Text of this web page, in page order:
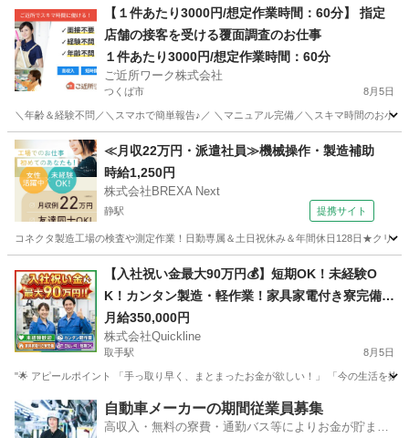
偕楽園駅 スタッフ
【１件あたり3000円/想定作業時間：60分】 指定
店舗の接客を受ける覆面調査のお仕事
１件あたり3000円/想定作業時間：60分
ご近所ワーク株式会社
つくば市 8月5日
＼年齢＆経験不問／＼スマホで簡単報告♪／ ＼マニュアル完備／＼スキマ時間のお小
茨城 つくば市 その他 1件
≪月収22万円・派遣社員≫機械操作・製造補助
時給1,250円
株式会社BREXA Next
静駅 提携サイト
コネクタ製造工場の検査や測定作業！日勤専属＆土日祝休み＆年間休日128日★クリ
常陸大宮市 静駅 その他
【入社祝い金最大90万円💰】短期OK！未経験O
K！カンタン製造・軽作業！家具家電付き寮完備
🏠
月給350,000円
株式会社Quickline
取手駅 8月5日
"🌟 アピールポイント 「手っ取り早く、まとまったお金が欲しい！」 「今の生活を抜
茨城 水戸市 取手駅 工場 時給
自動車メーカーの期間従業員募集
高収入・無料の寮費・通勤バス等によりお金が貯まり